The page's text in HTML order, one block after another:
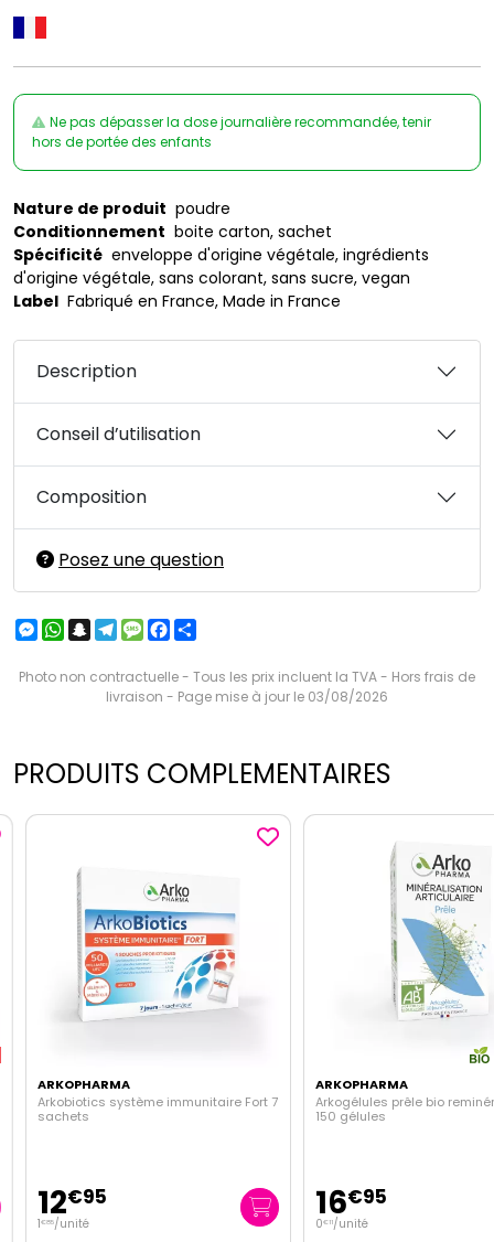
Ne pas dépasser la dose journalière recommandée, tenir
hors de portée des enfants
Nature de produit poudre
Conditionnement boite carton, sachet
Spécificité enveloppe d'origine végétale, ingrédients
d'origine végétale, sans colorant, sans sucre, vegan
Label Fabriqué en France, Made in France
Description
Conseil d’utilisation
Composition
Posez une question
Messenger
WhatsApp
Snapchat
Telegram
MessageFacebook
Photo non contractuelle - Tous les prix incluent la TVA - Hors frais de
livraison - Page mise à jour le 03/08/2026
PRODUITS COMPLEMENTAIRES
ARKOPHARMA
Arkobiotics système immunitaire Fort 7
sachets
12€95
85/unité
ARKOPHARMA
Arkogélules prêle bio
150 gélules
16€95
€11/unité